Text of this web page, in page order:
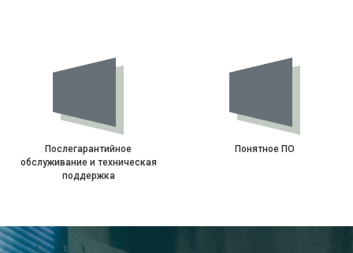
Послегарантийное
обслуживание и техническая
поддержка
Понятное ПО